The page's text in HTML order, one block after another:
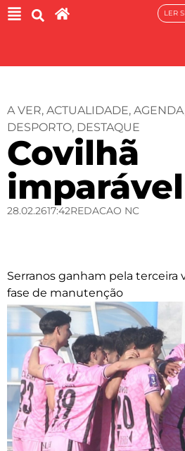
LER
A VER, ACTUALIDADE, AGENDA
DESPORTO, DESTAQUE
Covilhã
imparável
28.02.2617:42REDACAO NC
Serranos ganham pela terceira
fase de manutenção